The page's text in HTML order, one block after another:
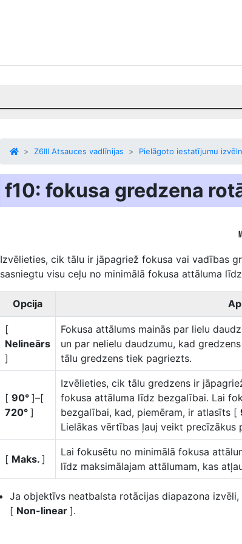
Z6III Atsauces vadlīnijas Pielāgoto iestatījumu
f10: fokusa gredzena
Izvēlieties, cik tālu ir jāpagriež fokusa vai vadības
sasniegtu visu ceļu no minimālā fokusa attāluma
Opcija
[
Nelineārs
]
Fokusa attālums mainās par lielu
un par nelielu daudzumu, kad
tālu gredzens tiek pagriezts.
[ 90° ]–[
720° ]
Izvēlieties, cik tālu gredzens ir
fokusa attāluma līdz bezgalībai. Lai
bezgalībai, kad, piemēram, ir atlasīts [
Lielākas vērtības ļauj veikt precīzākus
[ Maks. ]
Lai fokusētu no minimālā fokusa
līdz maksimālajam attālumam, kas
Ja objektīvs neatbalsta rotācijas diapazona
[ Non-linear ].